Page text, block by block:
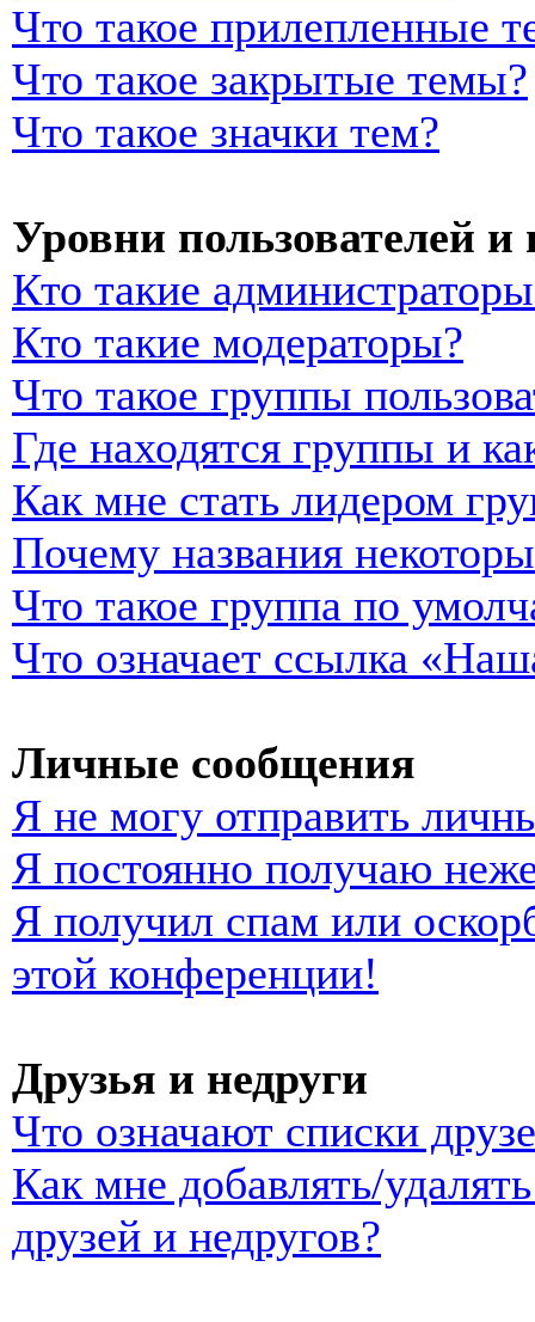
Что такое прилепленные
Что такое закрытые темы?
Что такое значки тем?
Уровни пользователей
Кто такие
Кто такие модераторы?
Что такое группы
Где находятся группы и
Как мне стать лидером
Почему названия
Что такое группа по
Что означает ссылка
Личные сообщения
Я не могу отправить
Я постоянно получаю
Я получил спам или
этой конференции!
Друзья и недруги
Что означают списки
Как мне добавлять/
друзей и недругов?